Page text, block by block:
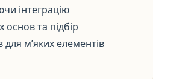
інтеграцію
та підбір
м’яких елементів